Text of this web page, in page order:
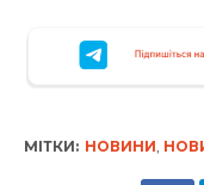
МІТКИ: НОВИНИ